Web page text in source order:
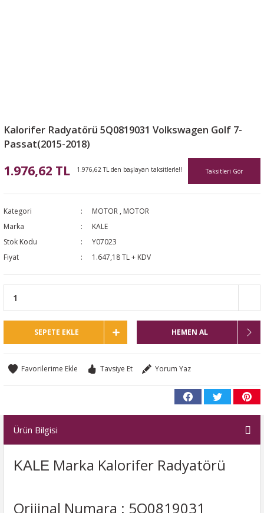
Kalorifer Radyatörü 5Q0819031 Volkswagen Golf 7-
Passat(2015-2018)
1.976,62 TL 1.976,62 TL den başlayan taksitlerle!! Taksitleri Gör
Kategori MOTOR , MOTOR
Marka
KALE
Stok Kodu
Y07023
Fiyat
1.647,18 TL + KDV
SEPETE EKLE HEMEN AL
Tavsiye Et Yorum Yaz
Ürün Bilgisi
KALE Marka Kalorifer Radyatörü
Orijinal Numara : 5Q0819031